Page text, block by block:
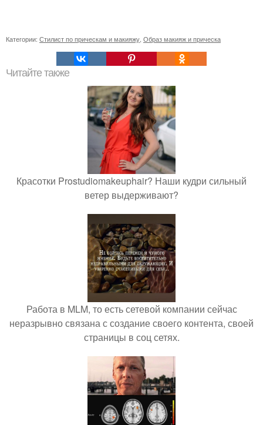
Категории: Стилист по прическам и макияжу Образ макияж и прическа
Читайте также
Красотки Prostudiomakeuphair? Наши кудри сильный
ветер выдерживают?
Работа в MLM, то есть сетевой компании сейчас
неразрывно связана с создание своего контента, своей
страницы в соц сетях.